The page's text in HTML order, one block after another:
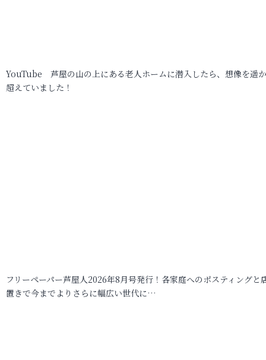
YouTube 芦屋の山の上にある老人ホームに潜入したら、想像を遥
超えていました！
フリーペーパー芦屋人2026年8月号発行！各家庭へのポスティングと
置きで今までよりさらに幅広い世代に…